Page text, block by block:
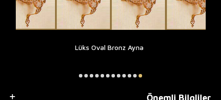
Lüks Oval Bronz Ayna
Önemli Bilgliler